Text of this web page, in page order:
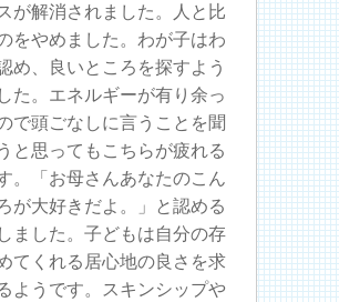
が解消されました。人と比
をやめました。わが子はわ
め、良いところを探すよう
た。エネルギーが有り余っ
で頭ごなしに言うことを聞
と思ってもこちらが疲れる
。「お母さんあなたのこん
が大好きだよ。」と認める
ました。子どもは自分の存
てくれる居心地の良さを求
ようです。スキンシップや